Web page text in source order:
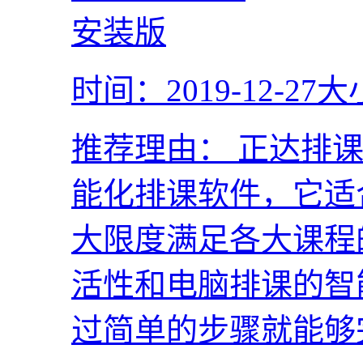
时间：2019-12-27大
推荐理由：
正达排
能化排课软件，它
大限度满足各大课
活性和电脑排课的
过简单的步骤就能